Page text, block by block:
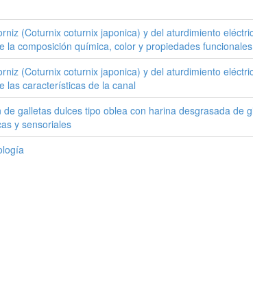
(Coturnix coturnix japonica) y del aturdimiento
la composición química, color y propiedades
(Coturnix coturnix japonica) y del aturdimiento
las características de la canal
galletas dulces tipo oblea con harina desgrasada de
y sensoriales